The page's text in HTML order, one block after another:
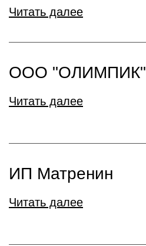
Читать далее
ООО "ОЛИМПИК"
Читать далее
ИП Матренин
Читать далее